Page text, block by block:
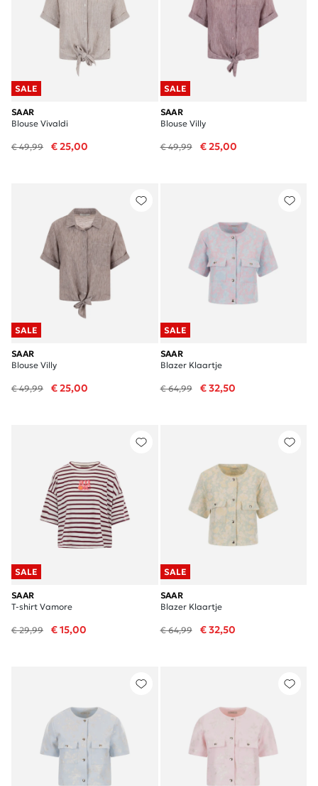
SALE
SAAR
Blouse Vivaldi
€ 49,99 € 25,00
SALE
SAAR
Blouse Villy
€ 49,99 € 25,00
SALE
SAAR
Blouse Villy
€ 49,99 € 25,00
SALE
SAAR
Blazer Klaartje
€ 64,99 € 32,50
SALE
SAAR
T-shirt Vamore
€ 29,99 € 15,00
SALE
SAAR
Blazer Klaartje
€ 64,99 € 32,50